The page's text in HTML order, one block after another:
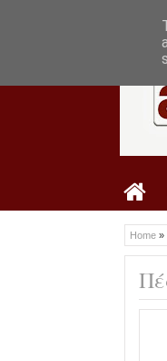
Home »